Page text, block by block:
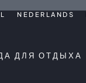
NEDERLANDS
ДЛЯ ОТДЫХА